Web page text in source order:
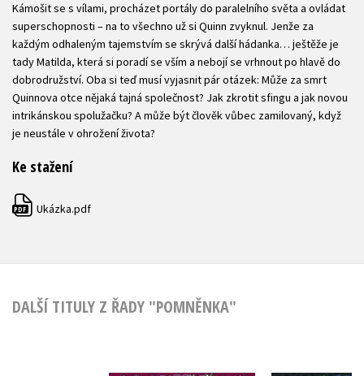
Kámošit se s vílami, procházet portály do paralelního světa a ovládat
superschopnosti – na to všechno už si Quinn zvyknul. Jenže za
každým odhaleným tajemstvím se skrývá další hádanka… ještěže je
tady Matilda, která si poradí se vším a nebojí se vrhnout po hlavě do
dobrodružství. Oba si teď musí vyjasnit pár otázek: Může za smrt
Quinnova otce nějaká tajná společnost? Jak zkrotit sfingu a jak novou
intrikánskou spolužačku? A může být člověk vůbec zamilovaný, když
je neustále v ohrožení života?
Ke stažení
PDF Ukázka.pdf
DALŠÍ TITULY Z ŘADY "POMNĚNKA"